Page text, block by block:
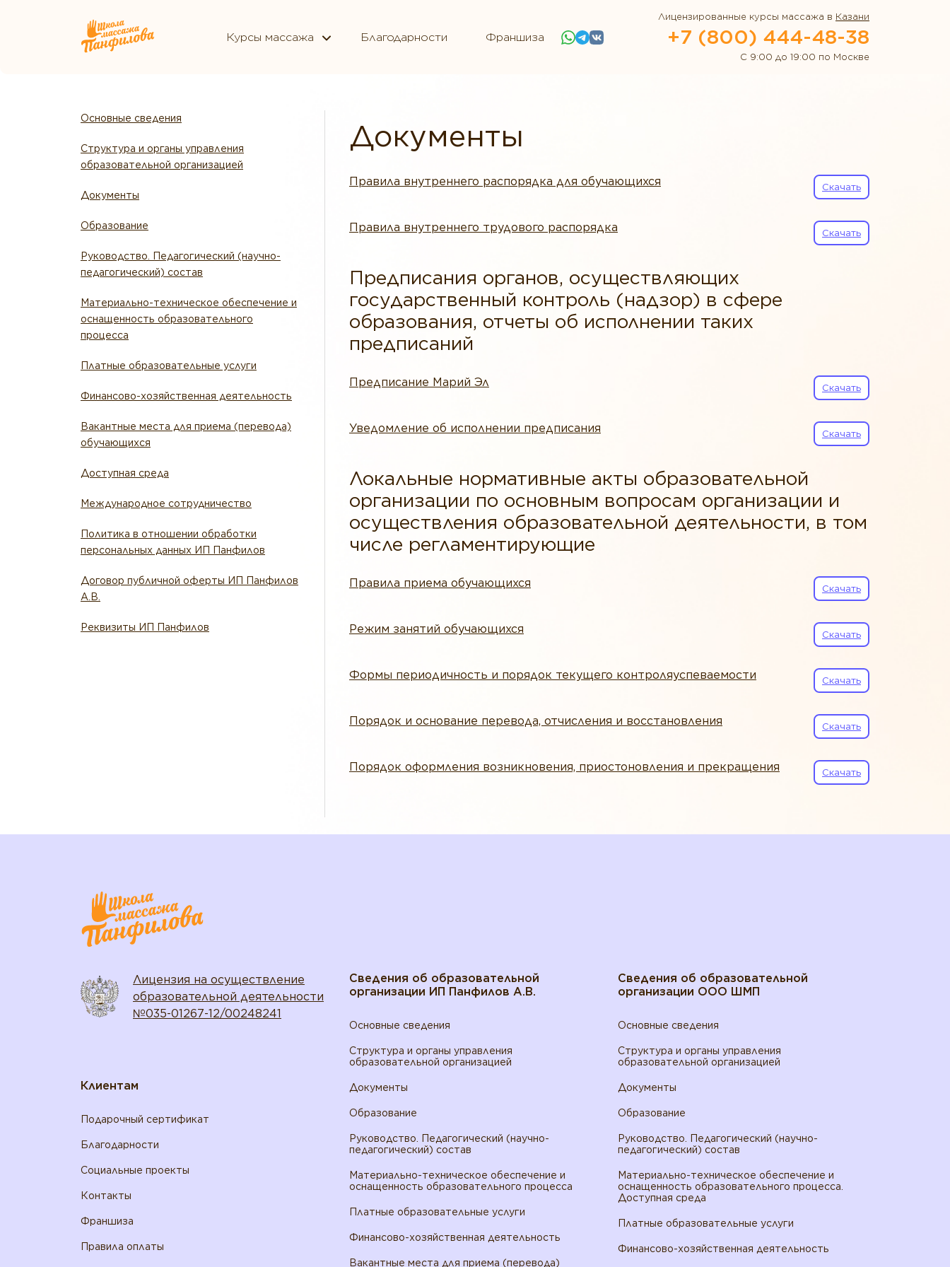
Курсы массажа Благодарности Франшиза
Лицензированные курсы массажа в Казани
+7 (800) 444-48-38
С 9:00 до 19:00 по Москве
Основные сведения
Структура и органы управления
образовательной организацией
Документы
Образование
Руководство. Педагогический (научно-
педагогический) состав
Материально-техническое обеспечение и
оснащенность образовательного
процесса
Платные образовательные услуги
Финансово-хозяйственная деятельность
Вакантные места для приема (перевода)
обучающихся
Доступная среда
Международное сотрудничество
Политика в отношении обработки
персональных данных ИП Панфилов
Договор публичной оферты ИП Панфилов
А.В.
Реквизиты ИП Панфилов
Документы
Правила внутреннего распорядка для обучающихся Скачать
Правила внутреннего трудового распорядка Скачать
Предписания органов, осуществляющих
государственный контроль (надзор) в сфере
образования, отчеты об исполнении таких
предписаний
Предписание Марий Эл Скачать
Уведомление об исполнении предписания Скачать
Локальные нормативные акты образовательной
организации по основным вопросам организации и
осуществления образовательной деятельности, в том
числе регламентирующие
Правила приема обучающихся Скачать
Режим занятий обучающихся Скачать
Формы периодичность и порядок текущего контроляуспеваемости Скачать
Порядок и основание перевода, отчисления и восстановления Скачать
Порядок оформления возникновения, приостоновления и прекращения Скачать
Лицензия на осуществление
образовательной деятельности
№035-01267-12/00248241
Клиентам
Подарочный сертификат
Благодарности
Социальные проекты
Контакты
Франшиза
Правила оплаты
Сведения об образовательной
организации ИП Панфилов А.В.
Основные сведения
Структура и органы управления
образовательной организацией
Документы
Образование
Руководство. Педагогический (научно-
педагогический) состав
Материально-техническое обеспечение и
оснащенность образовательного процесса
Платные образовательные услуги
Финансово-хозяйственная деятельность
Вакантные места для приема (перевода)
Сведения об образовательной
организации ООО ШМП
Основные сведения
Структура и органы управления
образовательной организацией
Документы
Образование
Руководство. Педагогический (научно-
педагогический) состав
Материально-техническое обеспечение и
оснащенность образовательного процесса.
Доступная среда
Платные образовательные услуги
Финансово-хозяйственная деятельность